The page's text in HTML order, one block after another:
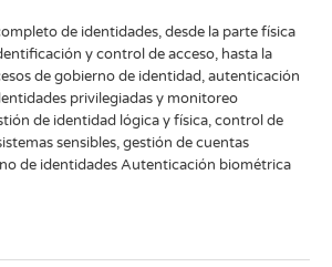
de identidades, desde la parte física
y control de acceso, hasta la
de gobierno de identidad, autenticación
privilegiadas y monitoreo
de identidad lógica y física, control de
sensibles, gestión de cuentas
de identidades Autenticación biométrica